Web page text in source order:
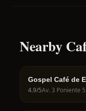
Nearby
Gospel Café de
4.9/5